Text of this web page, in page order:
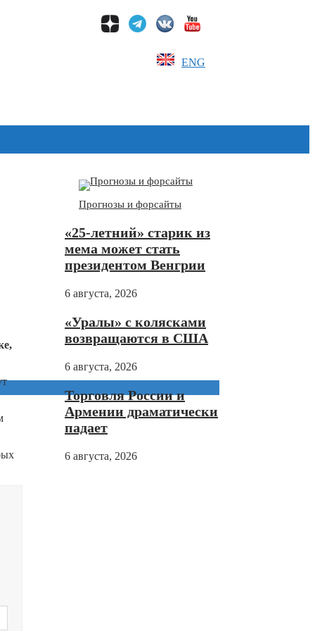
ENG
Прогнозы и форсайты
«25-летний» старик из
мема может стать
президентом Венгрии
6 августа, 2026
«Уралы» с колясками
возвращаются в США
6 августа, 2026
Торговля России и
Армении драматически
падает
6 августа, 2026